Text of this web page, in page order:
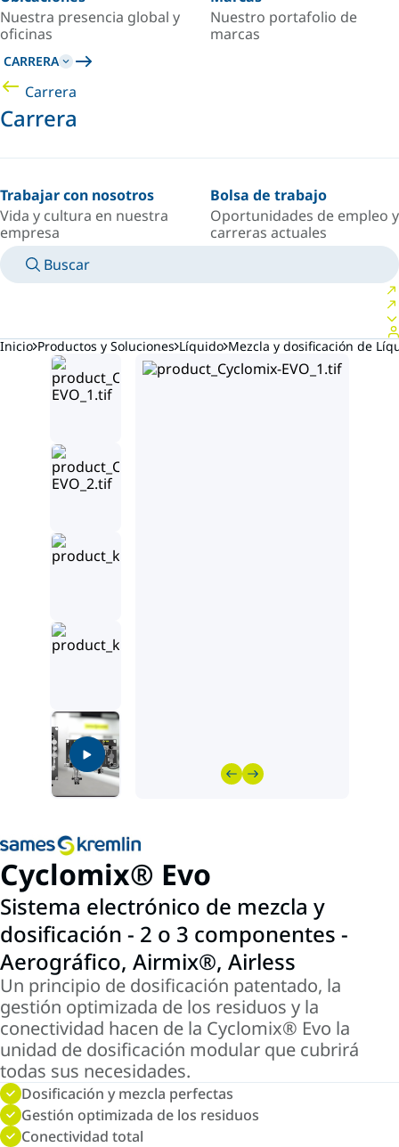
Nuestra presencia global y
oficinas
Nuestro portafolio de
marcas
CARRERA
Carrera
Carrera
Trabajar con nosotros
Vida y cultura en nuestra
empresa
Bolsa de trabajo
Oportunidades de empleo y
carreras actuales
Buscar
Inicio Productos y Soluciones Líquido Mezcla y dosificación de
Cyclomix® Evo
Sistema electrónico de mezcla y
dosificación - 2 o 3 componentes -
Aerográfico, Airmix®, Airless
Un principio de dosificación patentado, la
gestión optimizada de los residuos y la
conectividad hacen de la Cyclomix® Evo la
unidad de dosificación modular que cubrirá
todas sus necesidades.
Dosificación y mezcla perfectas
Gestión optimizada de los residuos
Conectividad total